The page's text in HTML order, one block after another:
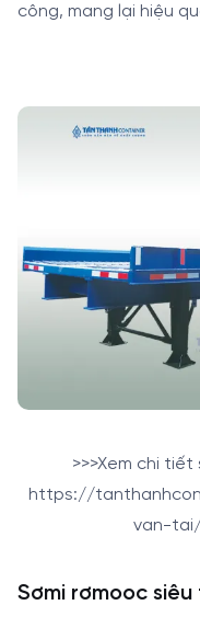
công, mang lại hiệu
>>>Xem chi
https://
van-
Sơmi rơmooc